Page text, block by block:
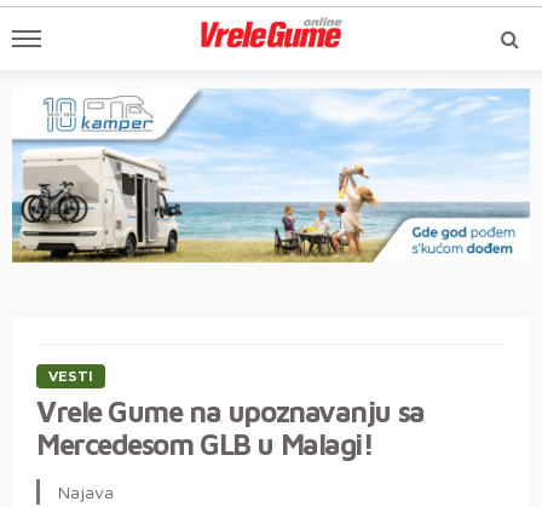
VESTI
Vrele Gume na upoznavanju sa
Mercedesom GLB u Malagi!
Najava